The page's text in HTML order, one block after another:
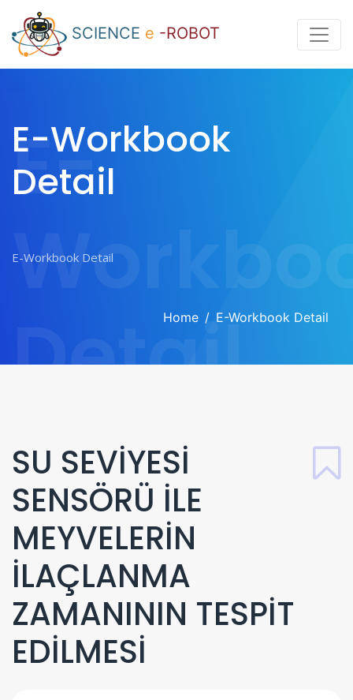
SCIENCE e -ROBOT
E-Workbook
Detail
E-
Detail
Home E-Workbook Detail
SU SEVİYESİ
SENSÖRÜ İLE
MEYVELERİN
İLAÇLANMA
ZAMANININ TESPİT
EDİLMESİ